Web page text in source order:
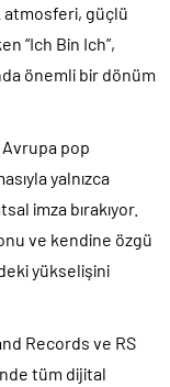
atmosferi, güçlü
“Ich Bin Ich”,
önemli bir dönüm
pop
yalnızca
imza bırakıyor.
ve kendine özgü
yükselişini
Records ve RS
tüm dijital